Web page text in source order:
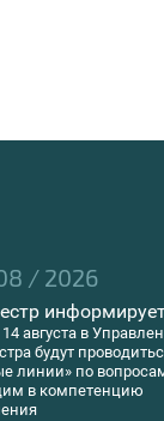
/ 2026
14 августа в
будут
линии» по
в компетенцию